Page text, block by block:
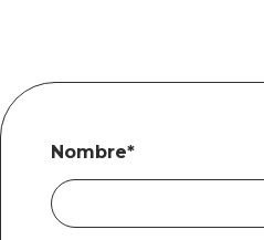
Nombre*